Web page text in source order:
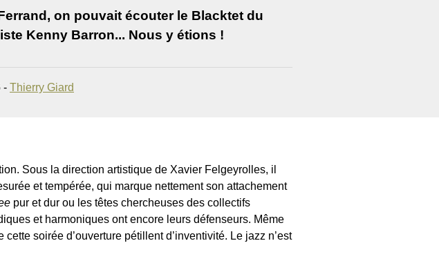
on pouvait écouter le Blacktet du
Kenny Barron... Nous y étions !
- Thierry Giard
Sous la direction artistique de Xavier Felgeyrolles, il
et tempérée, qui marque nettement son attachement
pur et dur ou les têtes chercheuses des collectifs
et harmoniques ont encore leurs défenseurs. Même
soirée d’ouverture pétillent d’inventivité. Le jazz n’est